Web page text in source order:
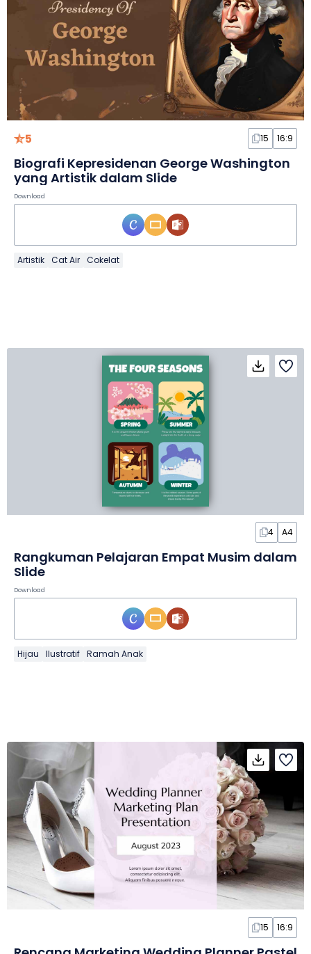
5 15 16:9
Biografi Kepresidenan George Washington
yang Artistik dalam Slide
Download
Artistik Cat Air Cokelat
4 A4
Rangkuman Pelajaran Empat Musim dalam
Slide
Download
Hijau Ilustratif Ramah Anak
15 16:9